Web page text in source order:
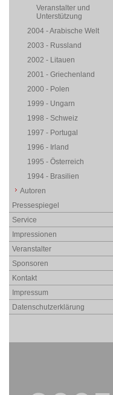
Veranstalter und
Unterstützung
2004 - Arabische Welt
2003 - Russland
2002 - Litauen
2001 - Griechenland
2000 - Polen
1999 - Ungarn
1998 - Schweiz
1997 - Portugal
1996 - Irland
1995 - Österreich
1994 - Brasilien
Autoren
Pressespiegel
Service
Impressionen
Veranstalter
Sponsoren
Kontakt
Impressum
Datenschutzerklärung